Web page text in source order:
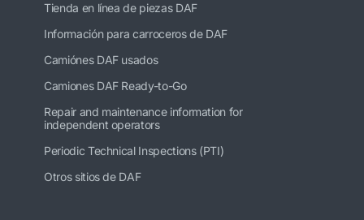
Tienda en línea de piezas DAF
Información para carroceros de DAF
Camiónes DAF usados
Camiones DAF Ready-to-Go
Repair and maintenance information for
independent operators
Periodic Technical Inspections (PTI)
Otros sitios de DAF